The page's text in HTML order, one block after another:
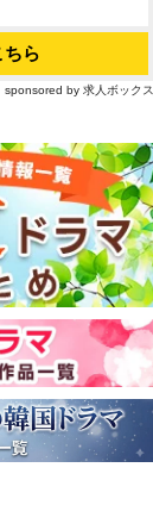
ちら
sponsored by 求人ボックス